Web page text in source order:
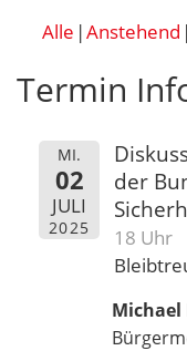
Alle Anstehend
Termin
MI.
02
JULI
2025
der
18 Uhr